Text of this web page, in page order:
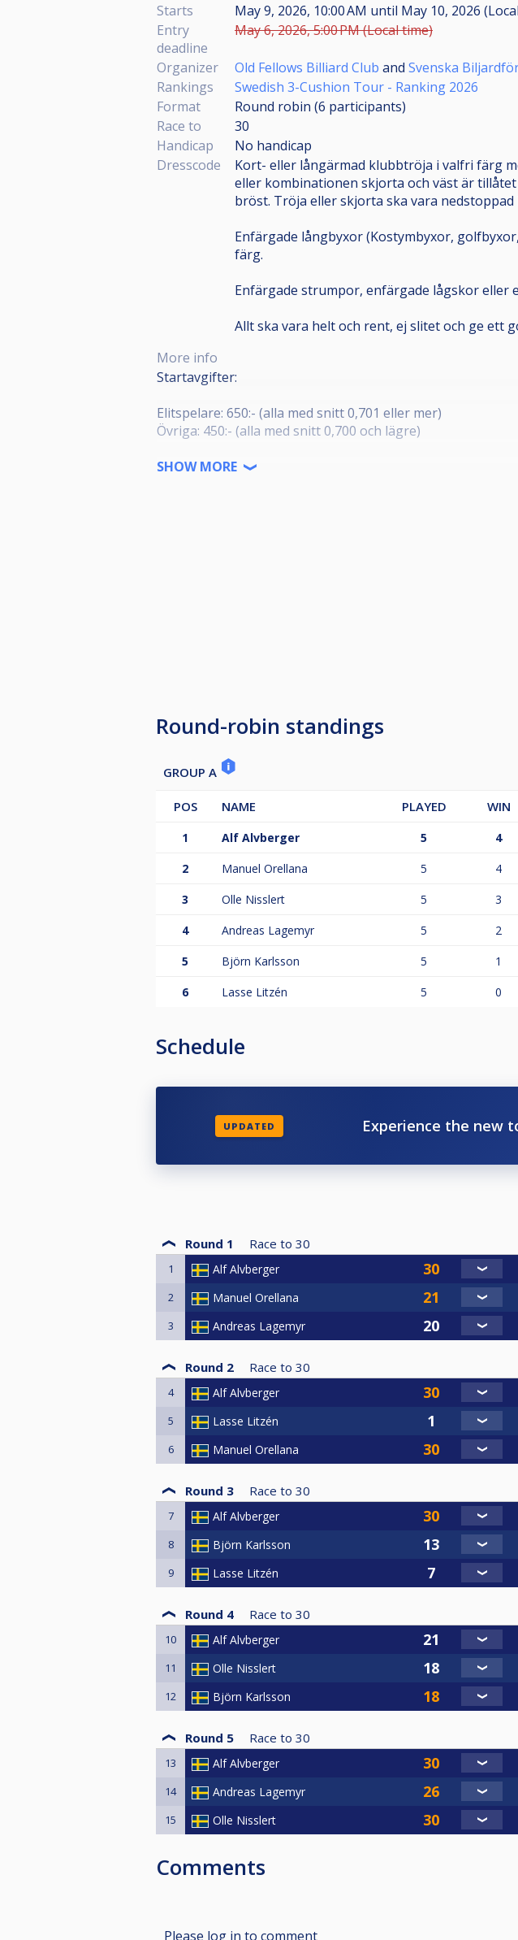
Starts May 9, 2026, 10:00 AM until May 10, 2026
Entry
deadline
May 6, 2026, 5:00 PM (Local time)
Organizer Old Fellows Billiard Club and Svenska
Rankings
Swedish 3-Cushion Tour - Ranking 2026
Format
Round robin (6 participants)
Race to
30
Handicap
No handicap
Dresscode
Kort- eller långärmad klubbtröja i valfri färg
eller kombinationen skjorta och väst är
bröst. Tröja eller skjorta ska vara
Enfärgade långbyxor (Kostymbyxor,
färg.
Enfärgade strumpor, enfärgade lågskor eller
Allt ska vara helt och rent, ej slitet och ge ett
More info
Startavgifter:
Elitspelare: 650:- (alla med snitt 0,701 eller mer)
Övriga: 450:- (alla med snitt 0,700 och lägre)
Antal dagar: Tävling som spelas på 3 bord ska spelas över
SHOW MORE
Round-robin standings
GROUP A
POS NAME PLAYED WIN
1 Alf Alvberger 5 4
2
Manuel Orellana 5 4
3
Olle Nisslert 5 3
4
Andreas Lagemyr 5 2
5
Björn Karlsson 5 1
6
Lasse Litzén 5 0
Schedule
UPDATED Experience the new
Round 1 Race to 30
1 Alf Alvberger
2 Manuel Orellana
3 Andreas Lagemyr
Round 2 Race to 30
4 Alf Alvberger
5 Lasse Litzén
6 Manuel Orellana
Round 3 Race to 30
7 Alf Alvberger
8 Björn Karlsson
9 Lasse Litzén
Round 4 Race to 30
10 Alf Alvberger
11 Olle Nisslert
12 Björn Karlsson
Round 5 Race to 30
13 Alf Alvberger
14 Andreas Lagemyr
15 Olle Nisslert
Comments
Please log in to comment